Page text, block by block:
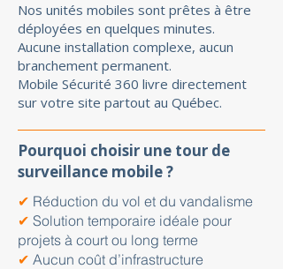
Nos unités mobiles sont prêtes à être
déployées en quelques minutes.
Aucune installation complexe, aucun
branchement permanent.
Mobile Sécurité 360 livre directement
sur votre site partout au Québec.
Pourquoi choisir une tour de
surveillance mobile ?
✔ Réduction du vol et du vandalisme
✔ Solution temporaire idéale pour
projets à court ou long terme
✔ Aucun coût d’infrastructure